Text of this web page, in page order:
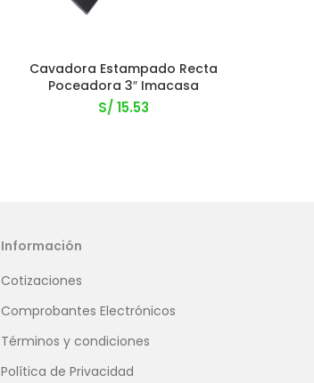
Cavadora Estampado Recta
Poceadora 3″ Imacasa
S/15.53
Información
Cotizaciones
Comprobantes Electrónicos
Términos y condiciones
Política de Privacidad